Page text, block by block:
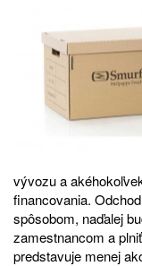
vývozu a
financovania.
spôsobom, naďalej
zamestnancom a
predstavuje menej